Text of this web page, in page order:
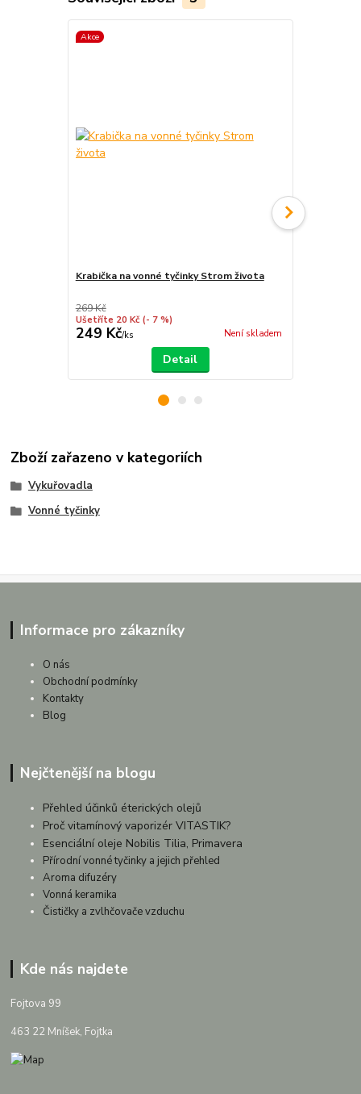
Akce
Krabička na vonné tyčinky Strom života
269 Kč
Ušetříte 20 Kč (- 7 %)
249 Kč/ks Není skladem
Detail
Zboží zařazeno v kategoriích
Vykuřovadla
Vonné tyčinky
Informace pro zákazníky
O nás
Obchodní podmínky
Kontakty
Blog
Nejčtenější na blogu
Přehled účinků éterických olejů
Proč vitamínový vaporizér VITASTIK?
Esenciální oleje Nobilis Tilia, Primavera
Přírodní vonné tyčinky a jejich přehled
Aroma difuzéry
Vonná keramika
Čističky a zvlhčovače vzduchu
Kde nás najdete
Fojtova 99
463 22 Mníšek, Fojtka